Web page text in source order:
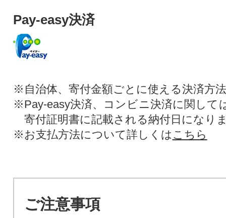
Pay-easy決済
※自治体、寄付金額ごとに使える決済方
※Pay-easy決済、コンビニ決済に関して
寄付証明書に記載される納付日になり
※お支払方法について詳しくは こちら
ご注意事項